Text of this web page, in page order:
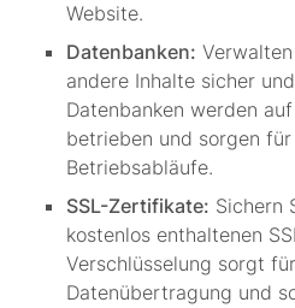
Website.
Datenbanken:
andere Inhalte sicher
Datenbanken werden
betrieben und sorgen
Betriebsabläufe.
SSL-Zertifikate: Sichern
kostenlos enthaltenen
Verschlüsselung sorgt
Datenübertragung und